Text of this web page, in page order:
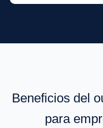
Beneficios del
para